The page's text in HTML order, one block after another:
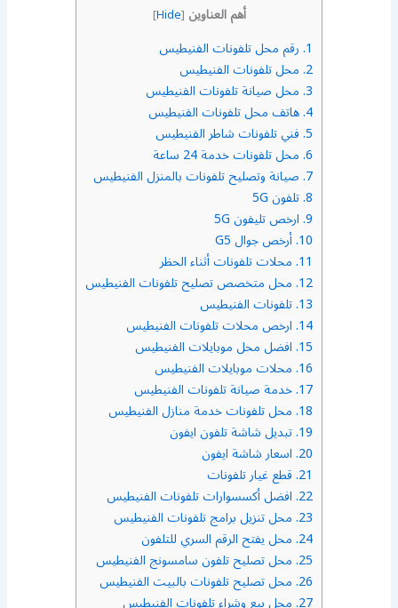
أهم العناوين [
Hide
]
1. رقم محل تلفونات الفنيطيس
2. محل تلفونات الفنيطيس
3. محل صيانة تلفونات الفنيطيس
4. هاتف محل تلفونات الفنيطيس
5. فني تلفونات شاطر الفنيطيس
6. محل تلفونات خدمة 24 ساعة
7. صيانة وتصليح تلفونات بالمنزل الفنيطيس
8. تلفون 5G
9. ارخص تليفون 5G
10. أرخص جوال G5
11. محلات تلفونات أثناء الحظر
12. محل متخصص تصليح تلفونات الفنيطيس
13. تلفونات الفنيطيس
14. ارخص محلات تلفونات الفنيطيس
15. افضل محل موبايلات الفنيطيس
16. محلات موبايلات الفنيطيس
17. خدمة صيانة تلفونات الفنيطيس
18. محل تلفونات خدمة منازل الفنيطيس
19. تبديل شاشة تلفون ايفون
20. اسعار شاشة ايفون
21. قطع غيار تلفونات
22. افضل أكسسوارات تلفونات الفنيطيس
23. محل تنزيل برامج تلفونات الفنيطيس
24. محل يفتح الرقم السري للتلفون
25. محل تصليح تلفون سامسونج الفنيطيس
26. محل تصليح تلفونات بالبيت الفنيطيس
27. محل بيع وشراء تلفونات الفنيطيس